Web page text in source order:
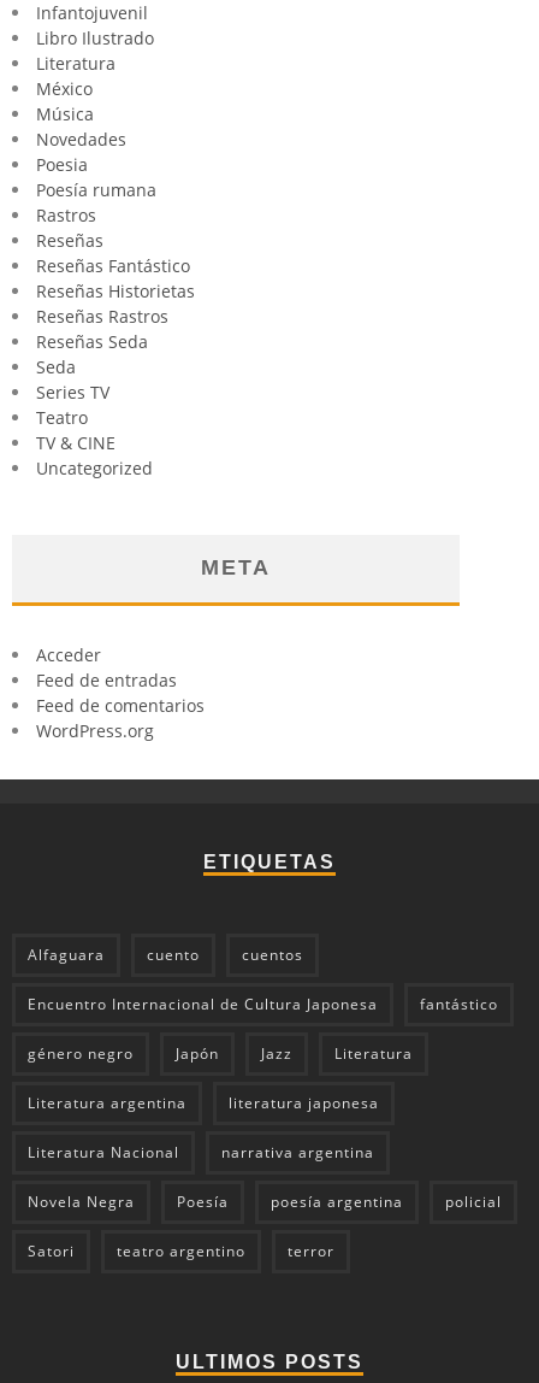
Infantojuvenil
Libro Ilustrado
Literatura
México
Música
Novedades
Poesia
Poesía rumana
Rastros
Reseñas
Reseñas Fantástico
Reseñas Historietas
Reseñas Rastros
Reseñas Seda
Seda
Series TV
Teatro
TV & CINE
Uncategorized
META
Acceder
Feed de entradas
Feed de comentarios
WordPress.org
ETIQUETAS
Alfaguara cuento cuentos
Encuentro Internacional de Cultura Japonesa fantástico
género negro Japón Jazz Literatura
Literatura argentina literatura japonesa
Literatura Nacional narrativa argentina
Novela Negra Poesía poesía argentina policial
Satori teatro argentino terror
ULTIMOS POSTS